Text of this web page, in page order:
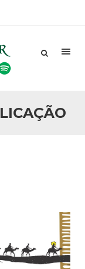
o
resume as
O Centro
pela chegada
a